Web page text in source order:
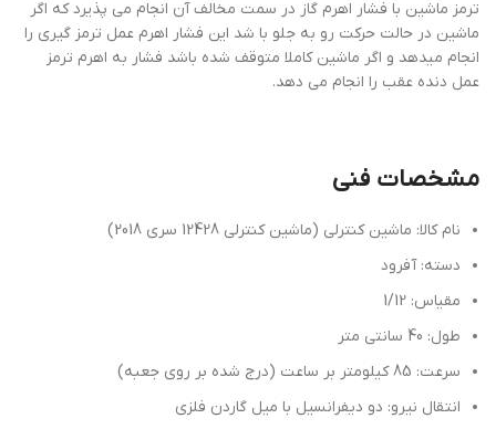
ترمز ماشین با فشار اهرم گاز در سمت مخالف آن انجام می پذیرد که اگر
ماشین در حالت حرکت رو به جلو با شد این فشار اهرم عمل ترمز گیری را
انجام میدهد و اگر ماشین کاملا متوقف شده باشد فشار به اهرم ترمز
عمل دنده عقب را انجام می دهد.
مشخصات فنی
نام کالا: ماشین کنترلی (ماشین کنترلی 12428 سری 2018)
دسته: آفرود
مقیاس: 1/12
طول: 40 سانتی متر
سرعت: 85 کیلومتر بر ساعت (درج شده بر روی جعبه)
انتقال نیرو: دو دیفرانسیل با میل گاردن فلزی